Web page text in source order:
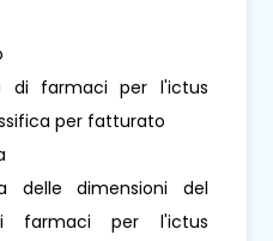
di farmaci per l'ictus
per fatturato
delle dimensioni del
farmaci per l'ictus